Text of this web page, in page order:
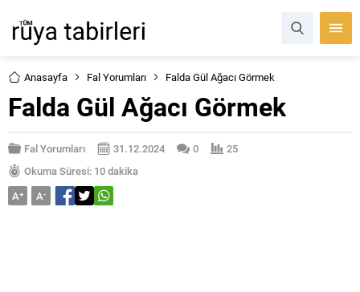
Anasayfa Fal Yorumları Falda Gül Ağacı Görmek
Falda Gül Ağacı Görmek
Fal Yorumları 31.12.2024 0
25
Okuma Süresi: 10 dakika
A+ A-